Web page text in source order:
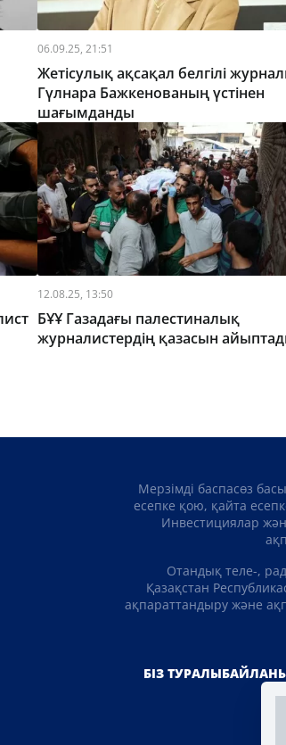
06.09.25, 21:51
Жетісулық ақсақал белгілі
Гүлнара Бажкенованың үстінен
шағымданды
12.08.25, 13:50
БҰҰ Газадағы палестиналық
журналистердің қазасын
Мерзімді баспасөз
есепке қою, қайта
Инвестициялар
Отандық теле-,
Қазақстан
ақпараттандыру және
БІЗ ТУРАЛЫ